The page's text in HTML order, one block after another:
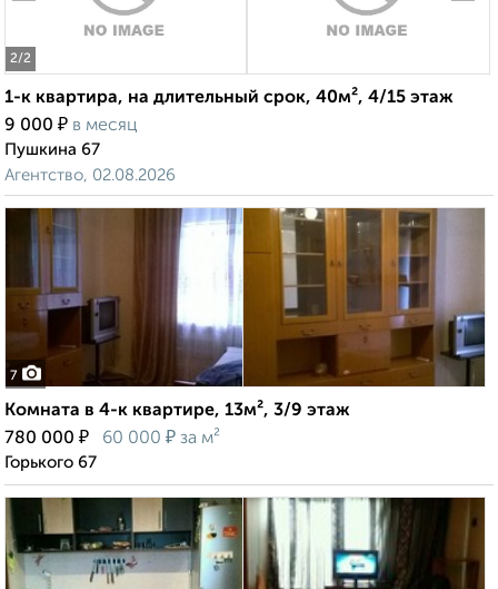
2/2
1-к квартира, на длительный срок, 40м², 4/15 этаж
9 000 ₽ в месяц
Пушкина 67
Агентство, 02.08.2026
7
Комната в 4-к квартире, 13м², 3/9 этаж
780 000 ₽ 60 000 ₽ за м²
Горького 67